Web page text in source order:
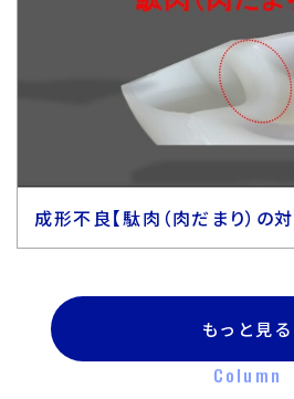
成形不良【駄肉（肉だまり）の対
もっと見る
Column